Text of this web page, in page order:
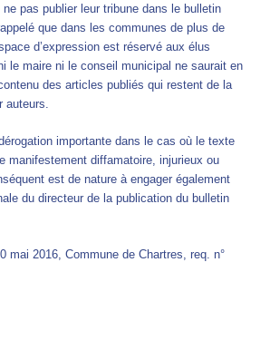
pas publier leur tribune dans le bulletin
que dans les communes de plus de
d’expression est réservé aux élus
le maire ni le conseil municipal ne saurait en
des articles publiés qui restent de la
auteurs.
importante dans le cas où le texte
manifestement diffamatoire, injurieux ou
est de nature à engager également
du directeur de la publication du bulletin
mai 2016, Commune de Chartres, req. n°